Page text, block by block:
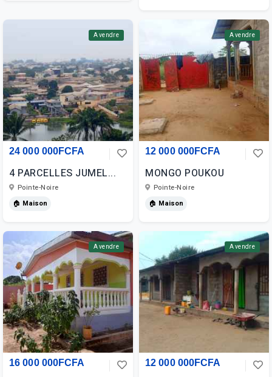
A vendre
24 000 000FCFA
4 PARCELLES JUMEL...
Pointe-Noire
🏠 Maison
A vendre
12 000 000FCFA
MONGO POUKOU
Pointe-Noire
🏠 Maison
A vendre
16 000 000FCFA
A vendre
12 000 000FCFA